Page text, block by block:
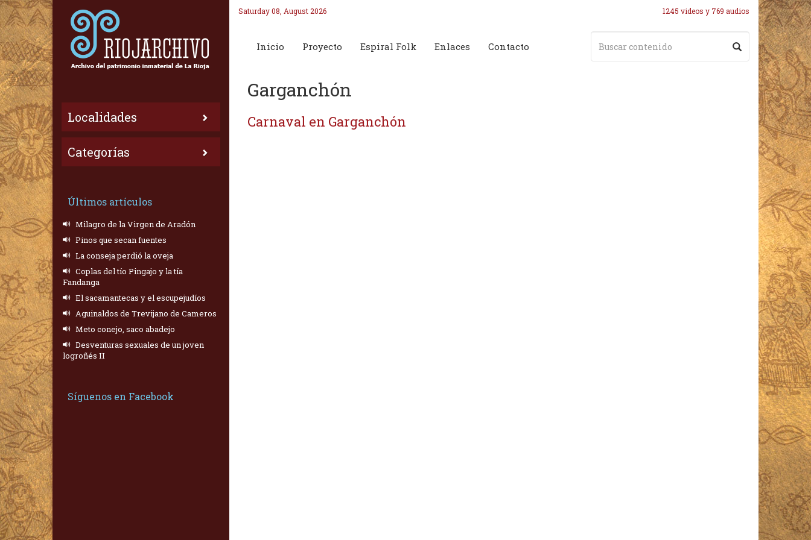
Localidades
Categorías
Últimos artículos
Milagro de la Virgen de Aradón
Pinos que secan fuentes
La conseja perdió la oveja
Coplas del tío Pingajo y la tía
Fandanga
El sacamantecas y el escupejudíos
Aguinaldos de Trevijano de Cameros
Meto conejo, saco abadejo
Desventuras sexuales de un joven
logroñés II
Síguenos en Facebook
Saturday 08, August 2026 1245 videos y 769 audios
Inicio Proyecto Espiral Folk Enlaces Contacto
Garganchón
Carnaval en Garganchón